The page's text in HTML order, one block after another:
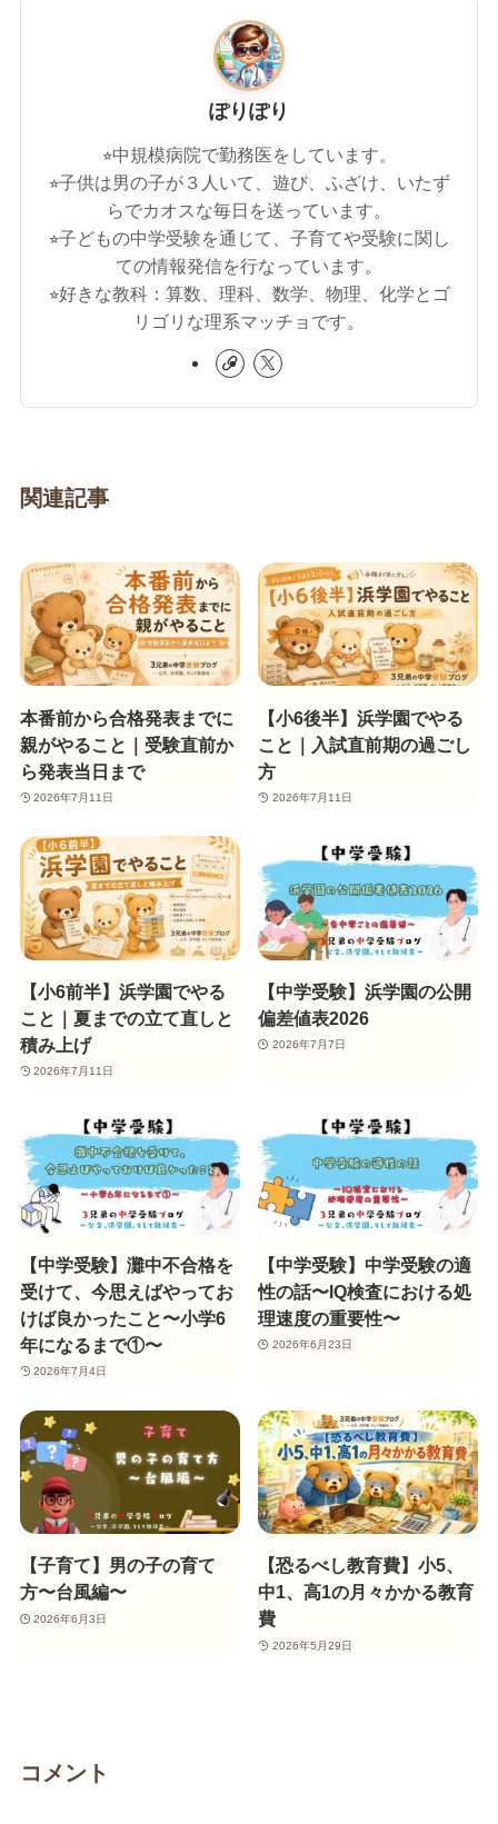
ぽりぽり
⭐︎中規模病院で勤務医をしています。
⭐︎子供は男の子が３人いて、遊び、ふざけ、いたず
らでカオスな毎日を送っています。
⭐︎子どもの中学受験を通じて、子育てや受験に関し
ての情報発信を行なっています。
⭐︎好きな教科：算数、理科、数学、物理、化学とゴ
リゴリな理系マッチョです。
関連記事
本番前から合格発表までに
親がやること｜受験直前か
ら発表当日まで
2026年7月11日
【小6後半】浜学園でやる
こと｜入試直前期の過ごし
方
2026年7月11日
【小6前半】浜学園でやる
こと｜夏までの立て直しと
積み上げ
2026年7月11日
【中学受験】浜学園の公開
偏差値表2026
2026年7月7日
【中学受験】灘中不合格を
受けて、今思えばやってお
けば良かったこと〜小学6
年になるまで①〜
2026年7月4日
【中学受験】中学受験の適
性の話〜IQ検査における処
理速度の重要性〜
2026年6月23日
【子育て】男の子の育て
方〜台風編〜
2026年6月3日
【恐るべし教育費】小5、
中1、高1の月々かかる教育
費
2026年5月29日
コメント